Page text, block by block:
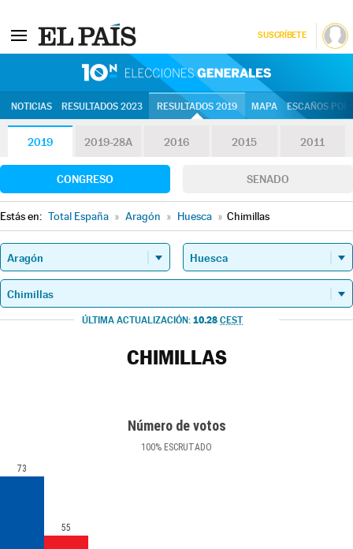
SUSCRÍBETE
NOTICIAS RESULTADOS 2023 RESULTADOS 2019 MAPA ESCAÑOS
2019 2019-28A 2016 2015 2011
CONGRESO SENADO
Estás en: Total España » Aragón » Huesca » Chimillas
ÚLTIMA ACTUALIZACIÓN: 10.28 CEST
CHIMILLAS
Número de votos
100% ESCRUTADO
73
55